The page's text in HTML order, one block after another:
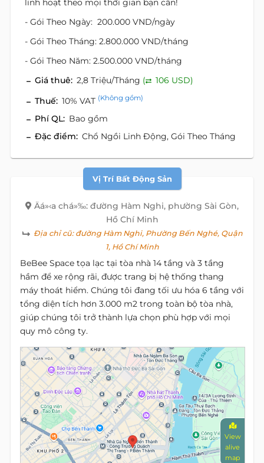
linh hoạt theo mọi thời gian bạn cần!
- Gói Theo Ngày: 200.000 VND/ngày
- Gói Theo Tháng: 2.800.000 VND/tháng
- Gói Theo Năm: 2.500.000 VND/tháng
Giá thuê: 2,8 Triệu/Tháng (
106 USD)
Thuế: 10% VAT (Không gồm)
Phí QL: Bao gồm
Đặc điểm: Chổ Ngồi Linh Động, Gói Theo Tháng
Vị Trí Bất Động Sản
Äá»‹a chá»‰: đường Hàm Nghi, phường Sài Gòn,
Hồ Chí Minh
Địa chỉ cũ:đường Hàm Nghi, Phường Bến Nghé, Quận
1, Hồ Chí Minh
BeBee Space tọa lạc tại tòa nhà 14 tầng và 3 tầng
hầm để xe rộng rãi, được trang bị hệ thống thang
máy thoát hiểm. Chúng tôi đang tối ưu hóa 6 tầng với
tổng diện tích hơn 3.000 m2 trong toàn bộ tòa nhà,
giúp chúng tôi trở thành lựa chọn phù hợp với mọi
quy mô công ty.
View
alive
map